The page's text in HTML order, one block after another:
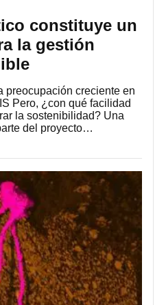
constituye un
la gestión
preocupación creciente en
Pero, ¿con qué facilidad
la sostenibilidad? Una
del proyecto…